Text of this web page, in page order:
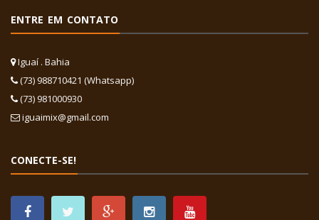
ENTRE EM CONTATO
Iguaí . Bahia
(73) 988710421 (Whatsapp)
(73) 981000930
iguaimix@gmail.com
CONECTE-SE!